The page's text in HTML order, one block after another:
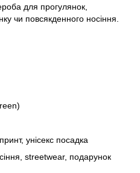
для прогулянок,
чи повсякденного носіння.
унісекс посадка
streetwear, подарунок